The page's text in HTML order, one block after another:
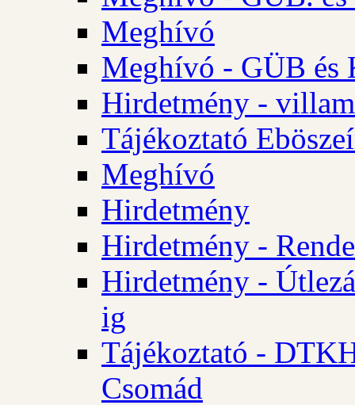
Meghívó
Meghívó - GÜB és
Hirdetmény -
Tájékoztató
Meghívó
Hirdetmény
Hirdetmény -
Hirdetmény -
ig
Tájékoztató -
Csomád